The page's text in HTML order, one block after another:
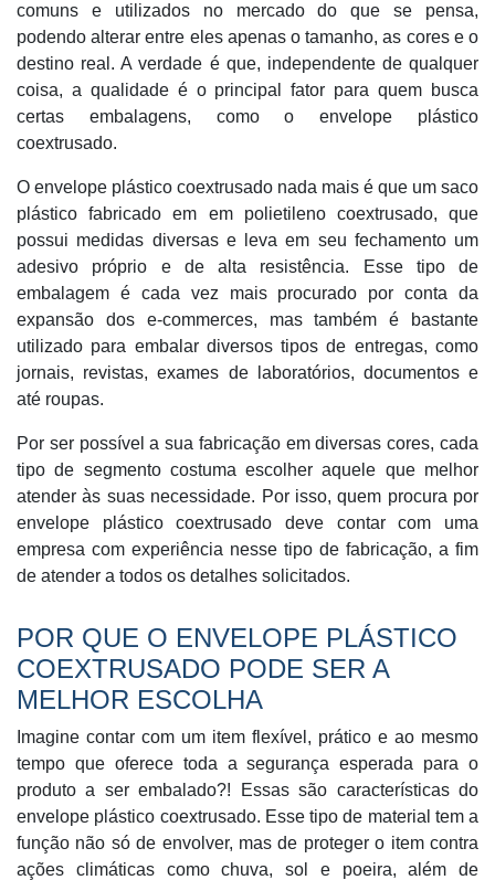
comuns e utilizados no mercado do que se pensa,
podendo alterar entre eles apenas o tamanho, as cores e o
destino real. A verdade é que, independente de qualquer
coisa, a qualidade é o principal fator para quem busca
certas embalagens, como o envelope plástico
coextrusado.
O envelope plástico coextrusado nada mais é que um saco
plástico fabricado em em polietileno coextrusado, que
possui medidas diversas e leva em seu fechamento um
adesivo próprio e de alta resistência. Esse tipo de
embalagem é cada vez mais procurado por conta da
expansão dos e-commerces, mas também é bastante
utilizado para embalar diversos tipos de entregas, como
jornais, revistas, exames de laboratórios, documentos e
até roupas.
Por ser possível a sua fabricação em diversas cores, cada
tipo de segmento costuma escolher aquele que melhor
atender às suas necessidade. Por isso, quem procura por
envelope plástico coextrusado deve contar com uma
empresa com experiência nesse tipo de fabricação, a fim
de atender a todos os detalhes solicitados.
POR QUE O ENVELOPE PLÁSTICO
COEXTRUSADO PODE SER A
MELHOR ESCOLHA
Imagine contar com um item flexível, prático e ao mesmo
tempo que oferece toda a segurança esperada para o
produto a ser embalado?! Essas são características do
envelope plástico coextrusado. Esse tipo de material tem a
função não só de envolver, mas de proteger o item contra
ações climáticas como chuva, sol e poeira, além de